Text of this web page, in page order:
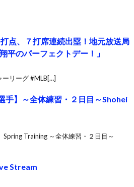
点、７打席連続出塁！地元放送局
平のパーフェクトデー！」
リーグ #MLB[…]
手】～全体練習・２日目～Shohei
Training ～全体練習・２日目～
Stream